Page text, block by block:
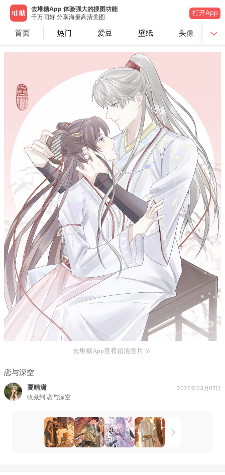
去堆糖App 体验强大的搜图功能
千万同好 分享海量高清美图
打开App
首页 热门 爱豆 壁纸 头像
去堆糖App查看超清图片
恋与深空
夏晴潇
收藏到 恋与深空
2026年03月07日